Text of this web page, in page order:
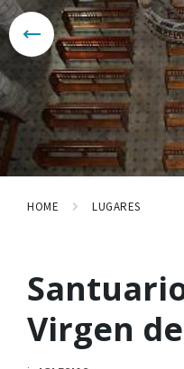
HOME LUGARES
Virgen